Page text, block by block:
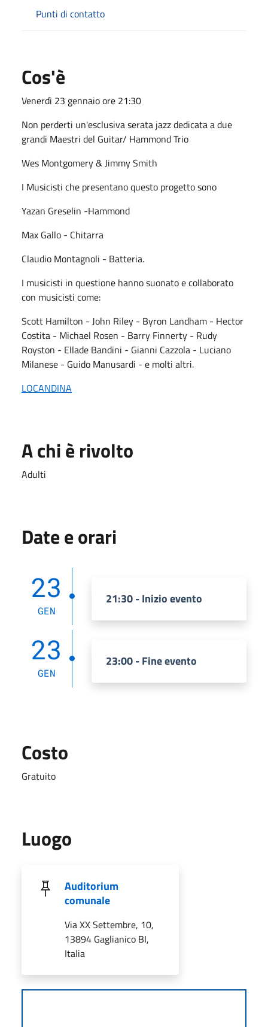
Punti di contatto
Cos'è
Venerdì 23 gennaio ore 21:30
Non perderti un'esclusiva serata jazz dedicata a due
grandi Maestri del Guitar/ Hammond Trio
Wes Montgomery & Jimmy Smith
I Musicisti che presentano questo progetto sono
Yazan Greselin -Hammond
Max Gallo - Chitarra
Claudio Montagnoli - Batteria.
I musicisti in questione hanno suonato e collaborato
con musicisti come:
Scott Hamilton - John Riley - Byron Landham - Hector
Costita - Michael Rosen - Barry Finnerty - Rudy
Royston - Ellade Bandini - Gianni Cazzola - Luciano
Milanese - Guido Manusardi - e molti altri.
LOCANDINA
A chi è rivolto
Adulti
Date e orari
23
GEN
21:30 - Inizio evento
23
GEN
23:00 - Fine evento
Costo
Gratuito
Luogo
Auditorium
comunale
Via XX Settembre, 10,
13894 Gaglianico BI,
Italia